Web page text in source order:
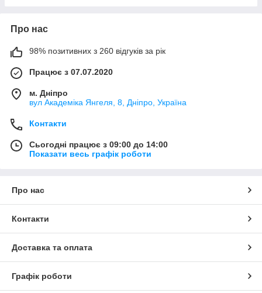
Про нас
98% позитивних з 260 відгуків за рік
Працює з 07.07.2020
м. Дніпро
вул Академіка Янгеля, 8, Дніпро, Україна
Контакти
Сьогодні працює з 09:00 до 14:00
Показати весь графік роботи
Про нас
Контакти
Доставка та оплата
Графік роботи